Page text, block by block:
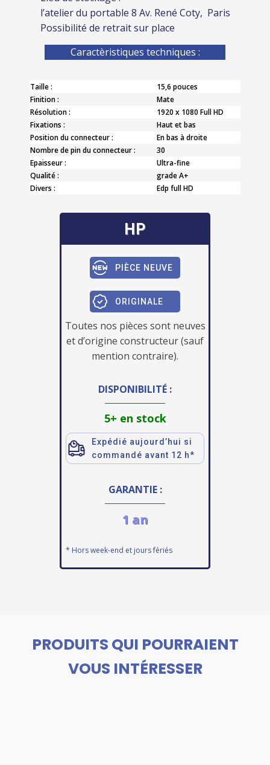
l’atelier du portable 8 Av. René Coty, Paris
Possibilité de retrait sur place
Caractèristiques techniques :
Taille :
15,6 pouces
Finition :
Mate
Résolution :
1920 x 1080 Full HD
Fixations :
Haut et bas
Position du connecteur :
En bas à droite
Nombre de pin du connecteur :
30
Epaisseur :
Ultra-fine
Qualité :
grade A+
Divers :
Edp full HD
HP
PIÈCE NEUVE
ORIGINALE
Toutes nos pièces sont neuves
et d’origine constructeur (sauf
mention contraire).
DISPONIBILITÉ :
5+ en stock
Expédié aujourd’hui si
commandé avant 12 h*
GARANTIE :
1 an
* Hors week-end et jours fériés
PRODUITS QUI POURRAIENT
VOUS INTÉRESSER